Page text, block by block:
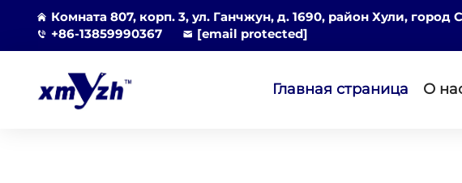
Комната 807, корп. 3, ул. Ганчжун, д. 1690, район Хули, город
+86-13859990367
[email protected]
Главная страница О